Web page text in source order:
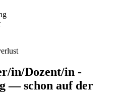
in/Dozent/in -
— schon auf der